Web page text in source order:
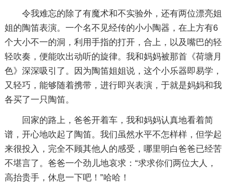
令我难忘的除了有魔术和不实验外，还有两位漂亮姐
姐的陶笛表演。一个名不见经传的小小陶器，在上方有6
个大小不一的洞，利用手指的打开，合上，以及嘴巴的轻
轻吹奏，便能吹出动听的旋律。我和妈妈被那首《荷塘月
色》深深吸引了。因为陶笛姐姐说，这个小乐器即易学，
又轻巧，能够随着携带，进行即兴表演，于就是妈妈和我
各买了一只陶笛。
回家的路上，爸爸开着车，我和妈妈认真地看着简
谱，开心地吹起了陶笛。我们虽然水平不怎样样，但学起
来很投入，完全不顾其他人的感受，哪里明白爸爸已经苦
不堪言了。爸爸一个劲儿地哀求：“求求你们两位大人，
高抬贵手，休息一下吧！”哈哈！